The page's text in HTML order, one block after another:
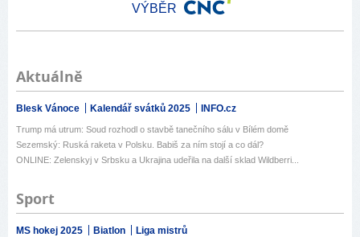
VÝBĚR
Aktuálně
Blesk Vánoce Kalendář svátků 2025 INFO.cz
Trump má utrum: Soud rozhodl o stavbě tanečního sálu v Bílém domě
Sezemský: Ruská raketa v Polsku. Babiš za ním stojí a co dál?
ONLINE: Zelenskyj v Srbsku a Ukrajina udeřila na další sklad Wildberri...
Sport
MS hokej 2025 Biatlon Liga mistrů